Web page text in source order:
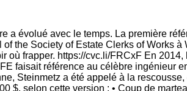
a évolué avec le temps. La première
the Society of Estate Clerks of Works
frapper. https://cvc.li/FRCxF En
faisait référence au célèbre ingénieur
Steinmetz a été appelé à la
$, selon cette version : • Coup de